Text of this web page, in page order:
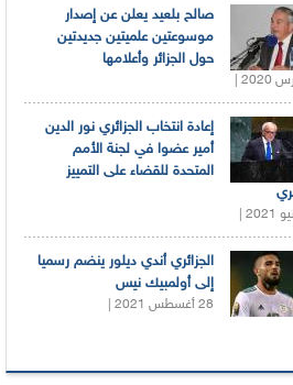
صالح بلعيد يعلن عن إصدار
موسوعتين علميتين جديدتين
حول الجزائر وأعلامها
إعادة انتخاب الجزائري نور الدين
أمير عضوا في لجنة الأمم
المتحدة للقضاء على التمييز
الجزائري أندي ديلور ينضم رسميا
إلى أولمبيك نيس
28 أغسطس 2021 |